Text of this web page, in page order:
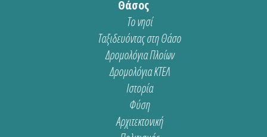
Θάσος
Το νησί
Ταξιδευόντας στη Θάσο
Δρομολόγια Πλοίων
Δρομολόγια ΚΤΕΛ
Ιστορία
Φύση
Αρχιτεκτονική